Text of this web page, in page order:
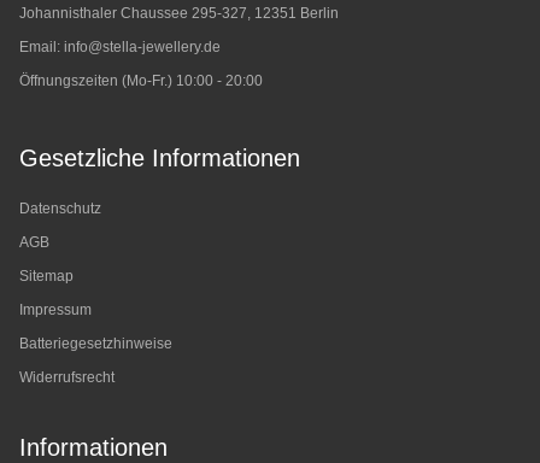
Johannisthaler Chaussee 295-327, 12351 Berlin
Email: info@stella-jewellery.de
Öffnungszeiten (Mo-Fr.) 10:00 - 20:00
Gesetzliche Informationen
Datenschutz
AGB
Sitemap
Impressum
Batteriegesetzhinweise
Widerrufsrecht
Informationen